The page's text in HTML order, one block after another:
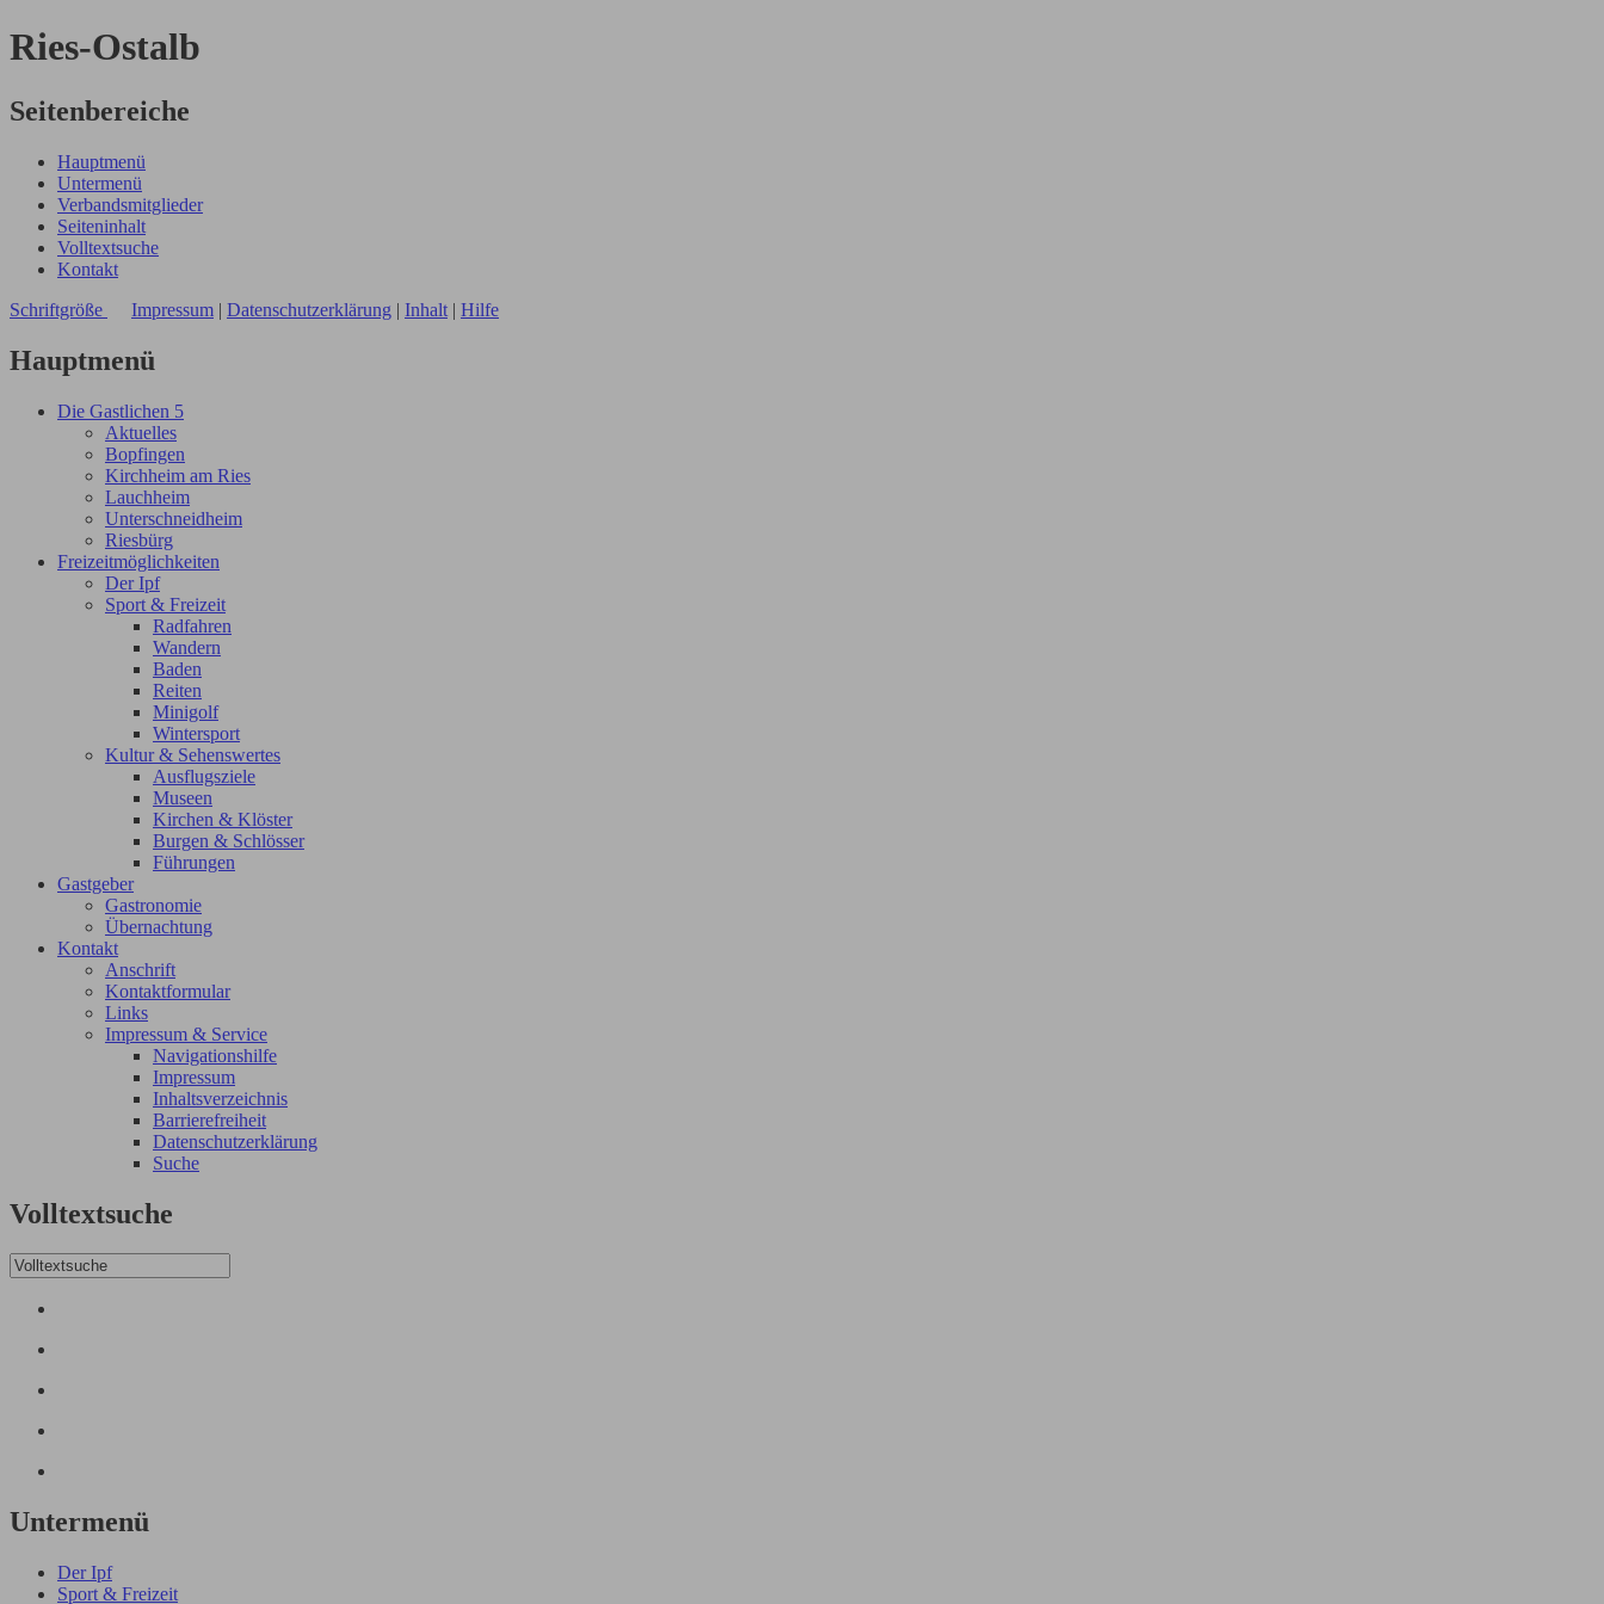
Ries-Ostalb
Seitenbereiche
Hauptmenü
Untermenü
Verbandsmitglieder
Seiteninhalt
Volltextsuche
Kontakt
Schriftgröße
Impressum | Datenschutzerklärung | Inhalt | Hilfe
Hauptmenü
Die Gastlichen 5
Aktuelles
Bopfingen
Kirchheim am Ries
Lauchheim
Unterschneidheim
Riesbürg
Freizeitmöglichkeiten
Der Ipf
Sport & Freizeit
Radfahren
Wandern
Baden
Reiten
Minigolf
Wintersport
Kultur & Sehenswertes
Ausflugsziele
Museen
Kirchen & Klöster
Burgen & Schlösser
Führungen
Gastgeber
Gastronomie
Übernachtung
Kontakt
Anschrift
Kontaktformular
Links
Impressum & Service
Navigationshilfe
Impressum
Inhaltsverzeichnis
Barrierefreiheit
Datenschutzerklärung
Suche
Volltextsuche
Untermenü
Der Ipf
Sport & Freizeit